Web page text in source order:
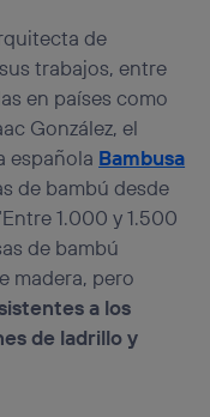
de
trabajos, entre
en países como
González, el
española Bambusa
de bambú desde
1.000 y 1.500
de bambú
madera, pero
a los
de ladrillo y